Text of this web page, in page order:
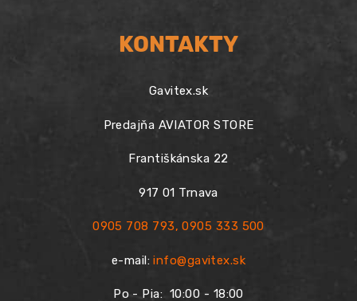
KONTAKTY
Gavitex.sk
Predajňa AVIATOR STORE
Františkánska 22
917 01 Trnava
0905 708 793,0905 333 500
e-mail:info@gavitex.sk
Po - Pia:10:00 - 18:00